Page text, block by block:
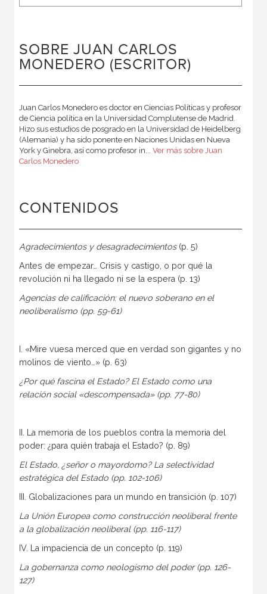
SOBRE JUAN CARLOS
MONEDERO (ESCRITOR)
Juan Carlos Monedero es doctor en Ciencias Políticas y profesor
de Ciencia política en la Universidad Complutense de Madrid.
Hizo sus estudios de posgrado en la Universidad de Heidelberg
(Alemania) y ha sido ponente en Naciones Unidas en Nueva
York y Ginebra, así como profesor in... Ver más sobre Juan
Carlos Monedero
CONTENIDOS
Agradecimientos y desagradecimientos(p. 5)
Antes de empezar… Crisis y castigo, o por qué la
revolución ni ha llegado ni se la espera (p. 13)
Agencias de calificación: el nuevo soberano en el
neoliberalismo (pp. 59-61)
I. «Mire vuesa merced que en verdad son gigantes y no
molinos de viento…» (p. 63)
¿Por qué fascina el Estado? El Estado como una
relación social «descompensada» (pp. 77-80)
II. La memoria de los pueblos contra la memoria del
poder: ¿para quién trabaja el Estado? (p. 89)
El Estado, ¿señor o mayordomo? La selectividad
estratégica del Estado (pp. 102-106)
III. Globalizaciones para un mundo en transición (p. 107)
La Unión Europea como construcción neoliberal frente
a la globalización neoliberal (pp. 116-117)
IV. La impaciencia de un concepto (p. 119)
La gobernanza como neologismo del poder (pp. 126-
127)